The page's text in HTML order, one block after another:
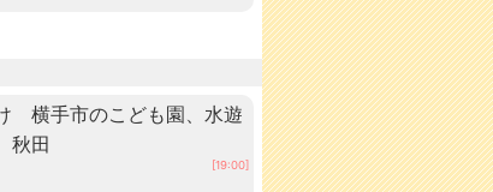
横手市のこども園、水遊
秋田
[19:00]